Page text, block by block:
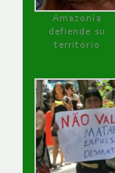
Amazonía
defiende su
territorio